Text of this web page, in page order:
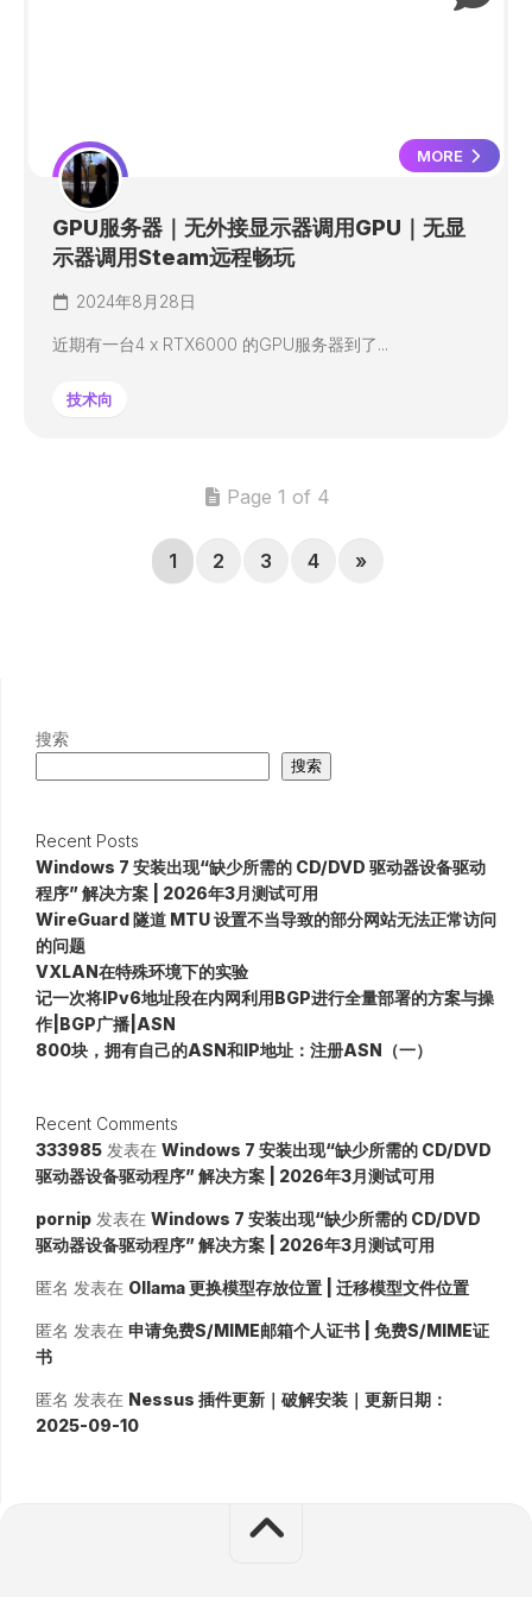
MORE
GPU服务器｜无外接显示器调用GPU｜无显
示器调用Steam远程畅玩
2024年8月28日
近期有一台4 x RTX6000 的GPU服务器到了...
技术向
Page 1 of 4
1 2 3 4 »
搜索
搜索
Recent Posts
Windows 7 安装出现“缺少所需的 CD/DVD 驱动器设备驱动
程序” 解决方案 | 2026年3月测试可用
WireGuard 隧道 MTU 设置不当导致的部分网站无法正常访问
的问题
VXLAN在特殊环境下的实验
记一次将IPv6地址段在内网利用BGP进行全量部署的方案与操
作|BGP广播|ASN
800块，拥有自己的ASN和IP地址：注册ASN（一）
Recent Comments
333985 发表在 Windows 7 安装出现“缺少所需的 CD/DVD
驱动器设备驱动程序” 解决方案 | 2026年3月测试可用
pornip 发表在 Windows 7 安装出现“缺少所需的 CD/DVD
驱动器设备驱动程序” 解决方案 | 2026年3月测试可用
匿名 发表在 Ollama 更换模型存放位置 | 迁移模型文件位置
匿名 发表在 申请免费S/MIME邮箱个人证书 | 免费S/MIME证
书
匿名 发表在 Nessus 插件更新｜破解安装｜更新日期：
2025-09-10